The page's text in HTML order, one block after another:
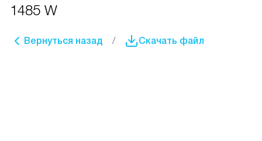
1485 W
Вернуться назад Скачать файл